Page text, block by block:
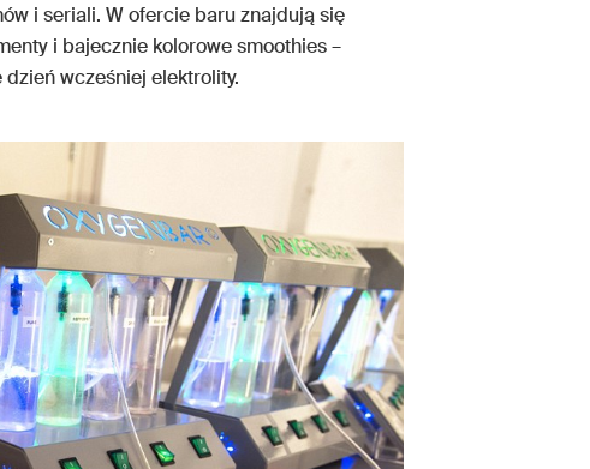
i seriali. W ofercie baru znajdują się
i bajecznie kolorowe smoothies –
wcześniej elektrolity.